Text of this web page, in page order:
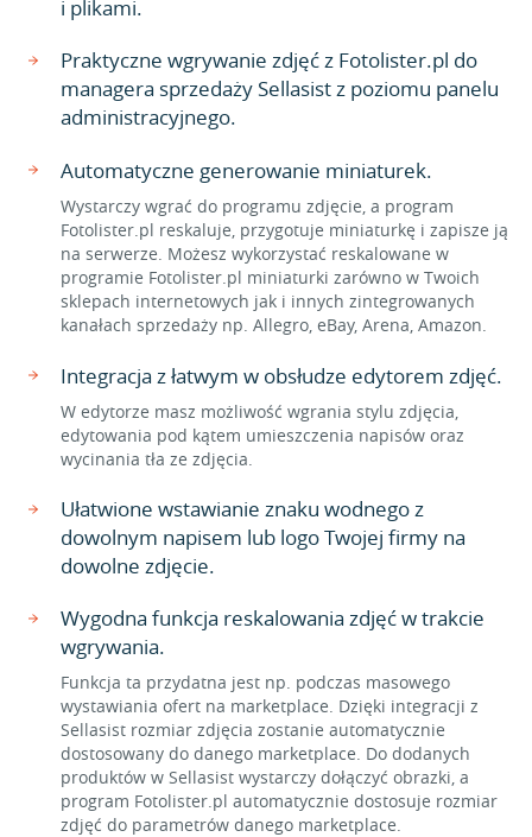
i plikami.
Praktyczne wgrywanie zdjęć z Fotolister.pl do
managera sprzedaży Sellasist z poziomu panelu
administracyjnego.
Automatyczne generowanie miniaturek.
Wystarczy wgrać do programu zdjęcie, a program
Fotolister.pl reskaluje, przygotuje miniaturkę i zapisze ją
na serwerze. Możesz wykorzystać reskalowane w
programie Fotolister.pl miniaturki zarówno w Twoich
sklepach internetowych jak i innych zintegrowanych
kanałach sprzedaży np. Allegro, eBay, Arena, Amazon.
Integracja z łatwym w obsłudze edytorem zdjęć.
W edytorze masz możliwość wgrania stylu zdjęcia,
edytowania pod kątem umieszczenia napisów oraz
wycinania tła ze zdjęcia.
Ułatwione wstawianie znaku wodnego z
dowolnym napisem lub logo Twojej firmy na
dowolne zdjęcie.
Wygodna funkcja reskalowania zdjęć w trakcie
wgrywania.
Funkcja ta przydatna jest np. podczas masowego
wystawiania ofert na marketplace. Dzięki integracji z
Sellasist rozmiar zdjęcia zostanie automatycznie
dostosowany do danego marketplace. Do dodanych
produktów w Sellasist wystarczy dołączyć obrazki, a
program Fotolister.pl automatycznie dostosuje rozmiar
zdjęć do parametrów danego marketplace.